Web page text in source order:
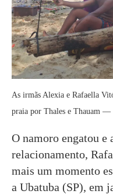
As irmãs Alexia e Rafaella
praia por Thales e Thauam —
O namoro engatou e
relacionamento,
mais um momento
a Ubatuba (SP), em